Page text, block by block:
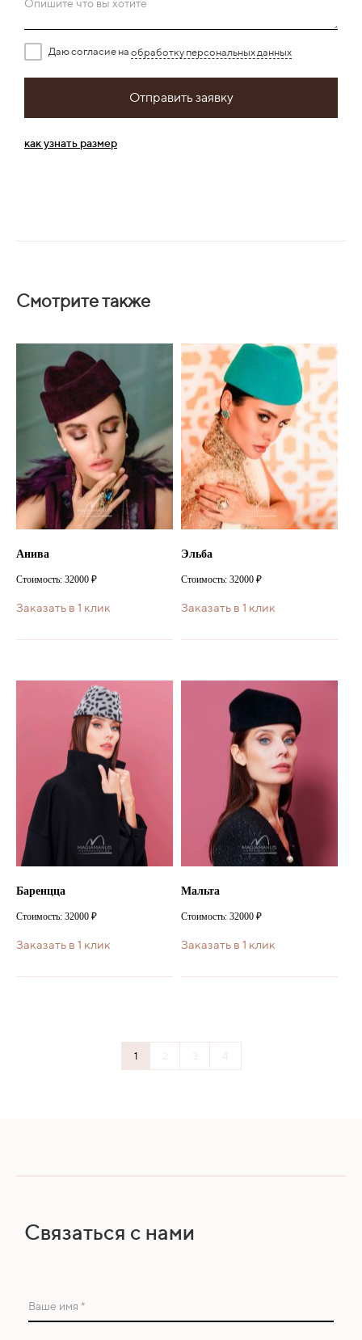
Опишите что вы хотите
Даю согласие на обработку персональных данных
Отправить заявку
как узнать размер
Смотрите также
Анива
Стоимость: 32000 ₽
Заказать в 1 клик
Эльба
Стоимость: 32000 ₽
Заказать в 1 клик
Баренцца
Стоимость: 32000 ₽
Заказать в 1 клик
Мальта
Стоимость: 32000 ₽
Заказать в 1 клик
1 2 3 4
Связаться с нами
Ваше имя *